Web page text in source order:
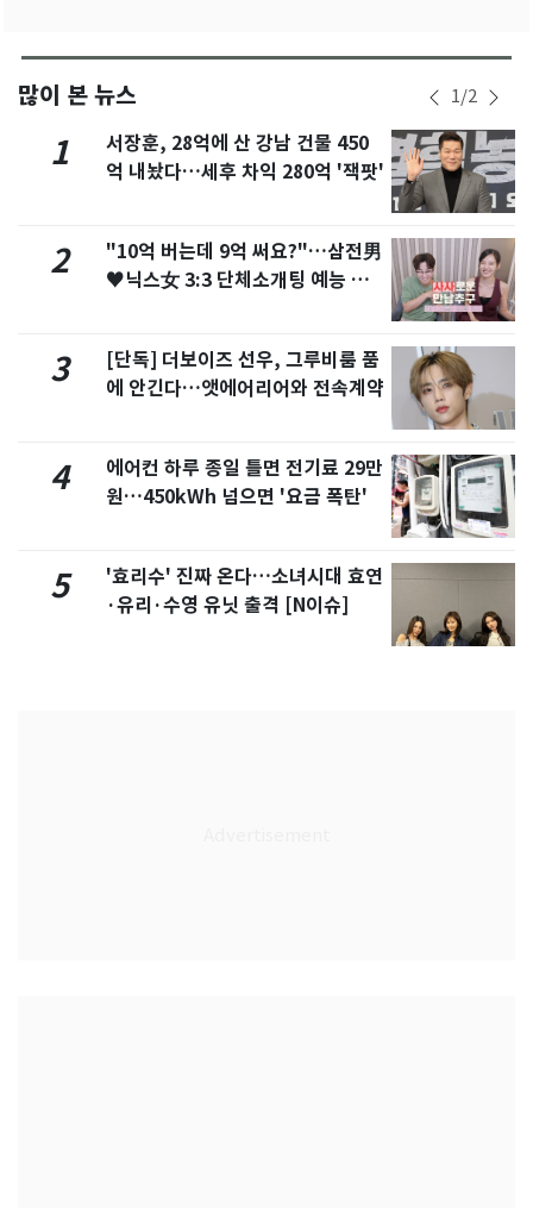
많이 본 뉴스 1/2
1
서장훈, 28억에 산 강남 건물 450
억 내놨다…세후 차익 280억 '잭팟'
2
"10억 버는데 9억 써요?"…삼전男
♥닉스女 3:3 단체소개팅 예능 화
3
[단독] 더보이즈 선우, 그루비룸 품
에 안긴다…앳에어리어와 전속계약
4
에어컨 하루 종일 틀면 전기료 29만
원…450kWh 넘으면 '요금 폭탄'
5
'효리수' 진짜 온다…소녀시대 효연
·유리·수영 유닛 출격 [N이슈]